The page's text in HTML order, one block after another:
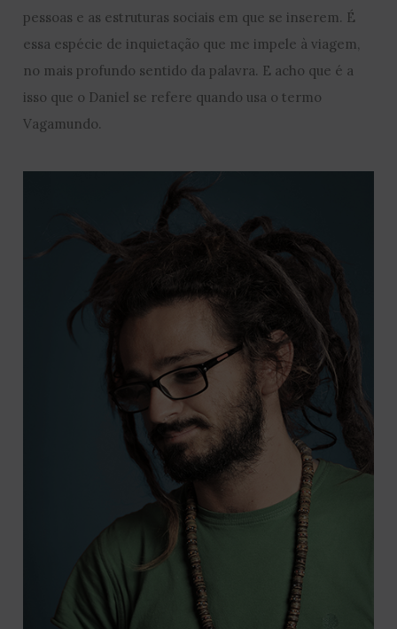
pessoas e as estruturas sociais em que se inserem. É
essa espécie de inquietação que me impele à viagem,
no mais profundo sentido da palavra. E acho que é a
isso que o Daniel se refere quando usa o termo
Vagamundo.